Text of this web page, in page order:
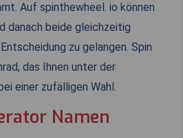
Auf spinthewheel. io können
danach beide gleichzeitig
zu gelangen. Spin
das Ihnen unter der
einer zufälligen Wahl.
Namen